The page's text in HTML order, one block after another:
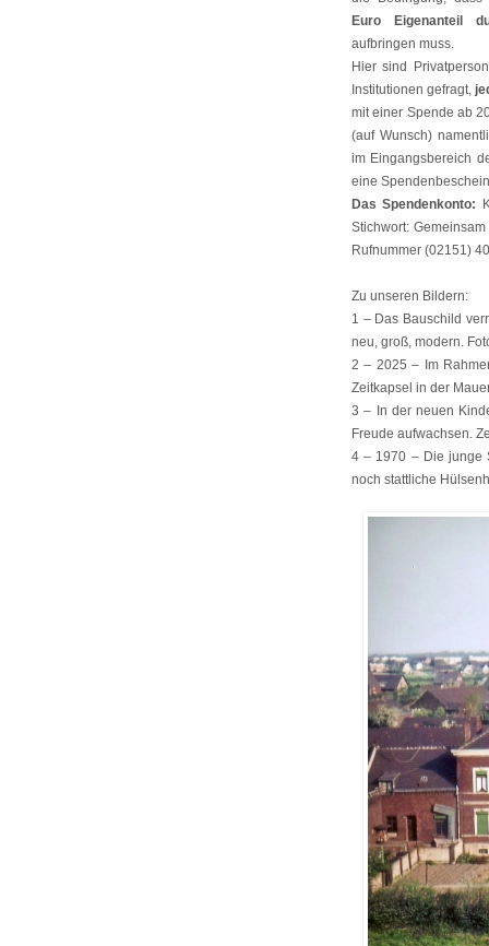
Euro Eigenanteil
aufbringen muss.
Hier sind
Institutionen gefragt,
mit einer Spende ab
(auf Wunsch)
im Eingangsbereich
eine
Das Spendenkonto:
Stichwort:
Rufnummer (02151)
Zu unseren Bildern:
1 – Das Bauschild
neu, groß, modern.
2 – 2025 – Im
Zeitkapsel in der
3 – In der neuen
Freude aufwachsen.
4 – 1970 – Die junge
noch stattliche